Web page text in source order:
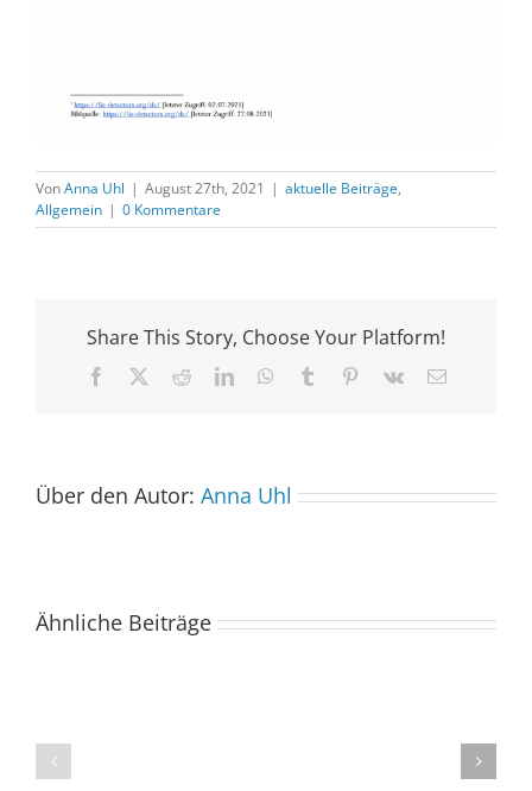
VonAnna Uhl | August 27th, 2021 | aktuelle Beiträge,
Allgemein | 0 Kommentare
Share This Story, Choose Your Platform!
Facebook RedditLinkedInWhatsApp
Tumblr Pinterest
Vk
E-
Über den Autor: Anna Uhl
Ähnliche Beiträge
begeistert
Publikum